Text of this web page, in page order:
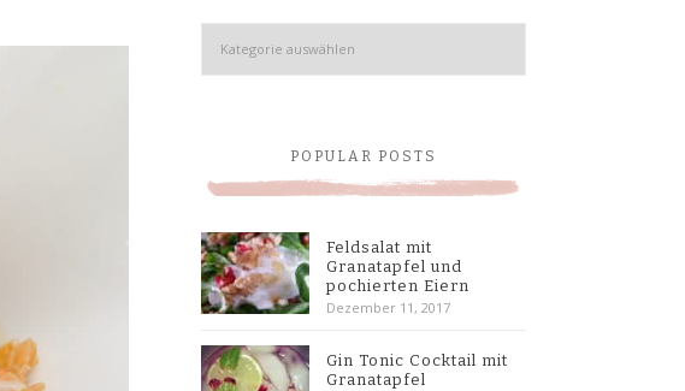
Kategorien
POPULAR POSTS
Feldsalat mit
Granatapfel und
pochierten Eiern
Dezember 11, 2017
Gin Tonic Cocktail mit
Granatapfel